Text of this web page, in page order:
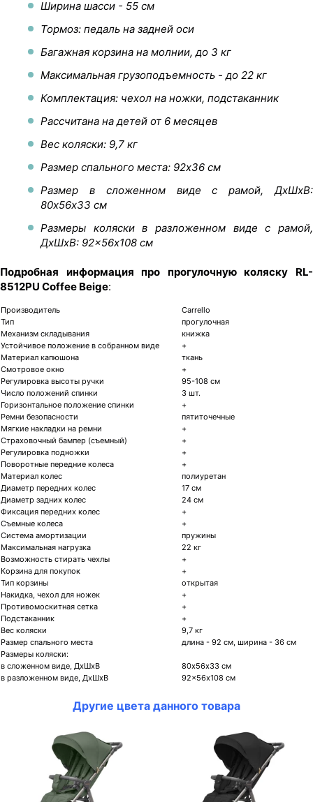
Ширина шасси - 55 см
Тормоз: педаль на задней оси
Багажная корзина на молнии, до 3 кг
Максимальная грузоподъемность - до 22 кг
Комплектация: чехол на ножки, подстаканник
Рассчитана на детей от 6 месяцев
Вес коляски: 9,7 кг
Размер спального места: 92х36 см
Размер в сложенном виде с рамой, ДхШхВ:
80х56х33 см
Размеры коляски в разложенном виде с рамой,
ДхШхВ: 92×56х108 см
Подробная информация про прогулочную коляску RL-
8512PU Coffee Beige:
Производитель
Carrello
Тип
прогулочная
Механизм складывания
книжка
Устойчивое положение в собранном виде
+
Материал капюшона
ткань
Смотровое окно
+
Регулировка высоты ручки
95-108 см
Число положений спинки
3 шт.
Горизонтальное положение спинки
+
Ремни безопасности
пятиточечные
Мягкие накладки на ремни
+
Страховочный бампер (съемный)
+
Регулировка подножки
+
Поворотные передние колеса
+
Материал колес
полиуретан
Диаметр передних колес
17 см
Диаметр задних колес
24 см
Фиксация передних колес
+
Съемные колеса
+
Система амортизации
пружины
Максимальная нагрузка
22 кг
Возможность стирать чехлы
+
Корзина для покупок
+
Тип корзины
открытая
Накидка, чехол для ножек
+
Противомоскитная сетка
+
Подстаканник
+
Вес коляски
9,7 кг
Размер спального места
длина - 92 см, ширина - 36 см
Размеры коляски:
в сложенном виде, ДхШхВ
80х56х33 см
в разложенном виде, ДхШхВ
92×56х108 см
Другие цвета данного товара